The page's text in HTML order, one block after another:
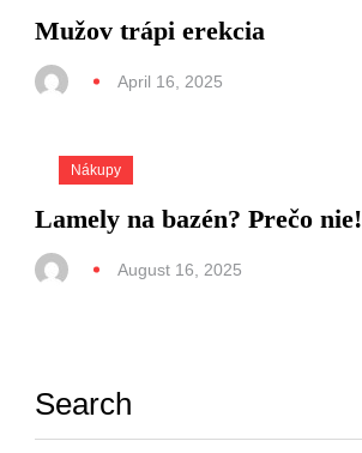
Mužov trápi erekcia
April 16, 2025
Nákupy
Lamely na bazén? Prečo nie!
August 16, 2025
Search